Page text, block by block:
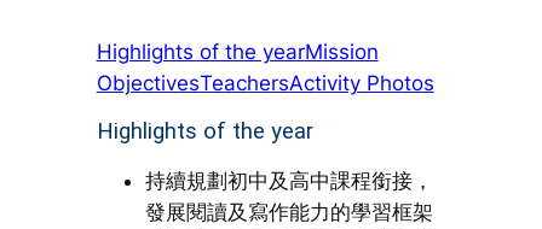
Subjects
Language Across Curriculum
(LAC)
電子自學平台
Highlights of the yearMission
ObjectivesTeachersActivity Photos
Highlights of the year
持續規劃初中及高中課程銜接，
發展閱讀及寫作能力的學習框架